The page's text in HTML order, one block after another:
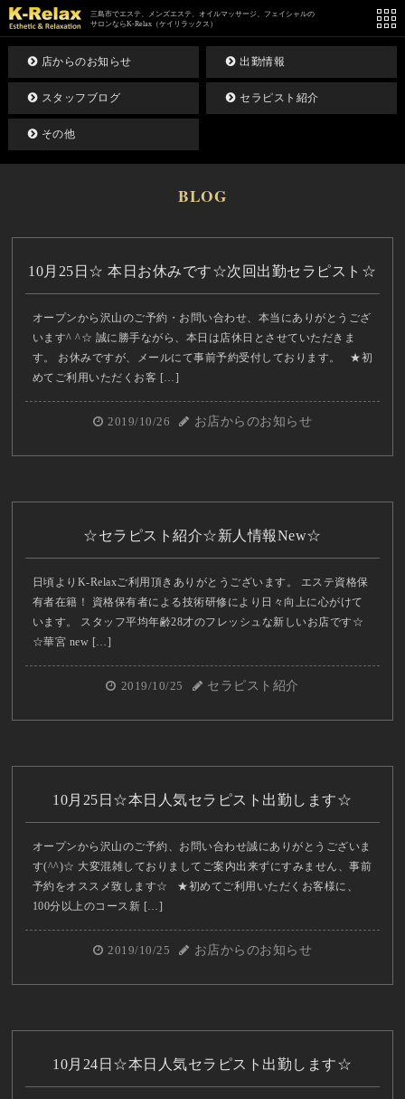
三島市でエステ、メンズエステ、オイルマッサージ、フェイシャルの
サロンならK-Relax（ケイリラックス）
店からのお知らせ 出勤情報
スタッフブログ セラピスト紹介
その他
BLOG
10月25日☆ 本日お休みです☆次回出勤セラピスト☆
オープンから沢山のご予約・お問い合わせ、本当にありがとうござ
います^ ^☆ 誠に勝手ながら、本日は店休日とさせていただきま
す。 お休みですが、メールにて事前予約受付しております。 ★初
めてご利用いただくお客 […]
2019/10/26 お店からのお知らせ
☆セラピスト紹介☆新人情報New☆
日頃よりK-Relaxご利用頂きありがとうございます。 エステ資格保
有者在籍！ 資格保有者による技術研修により日々向上に心がけて
います。 スタッフ平均年齢28才のフレッシュな新しいお店です☆
☆華宮 new […]
2019/10/25 セラピスト紹介
10月25日☆本日人気セラピスト出勤します☆
オープンから沢山のご予約、お問い合わせ誠にありがとうございま
す(^^)☆ 大変混雑しておりましてご案内出来ずにすみません、事前
予約をオススメ致します☆ ★初めてご利用いただくお客様に、
100分以上のコース新 […]
2019/10/25 お店からのお知らせ
10月24日☆本日人気セラピスト出勤します☆